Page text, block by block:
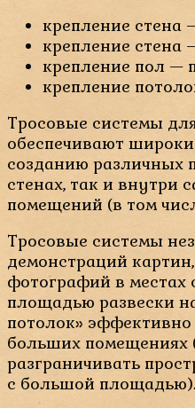
крепление стена
крепление стена
крепление пол —
крепление
Тросовые системы
обеспечивают
созданию различных
стенах, так и внутри
помещений (в том
Тросовые системы
демонстраций
фотографий в местах
площадью развески
потолок» эффективно
больших помещениях
разграничивать
с большой площадью).